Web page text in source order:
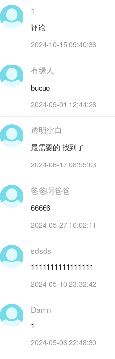
1
评论
2024-10-15 09:40:36
有缘人
bucuo
2024-09-01 12:44:26
透明空白
最需要的 找到了
2024-06-17 08:55:03
爸爸啊爸爸
66666
2024-05-27 10:02:11
sdsds
1111111111111111
2024-05-10 23:32:42
Damn
1
2024-05-06 22:48:30